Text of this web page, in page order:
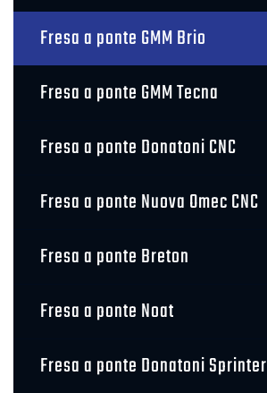
Fresa a ponte GMM Brio
Fresa a ponte GMM Tecna
Fresa a ponte Donatoni CNC
Fresa a ponte Nuova Omec CNC
Fresa a ponte Breton
Fresa a ponte Noat
Fresa a ponte Donatoni Sprinter